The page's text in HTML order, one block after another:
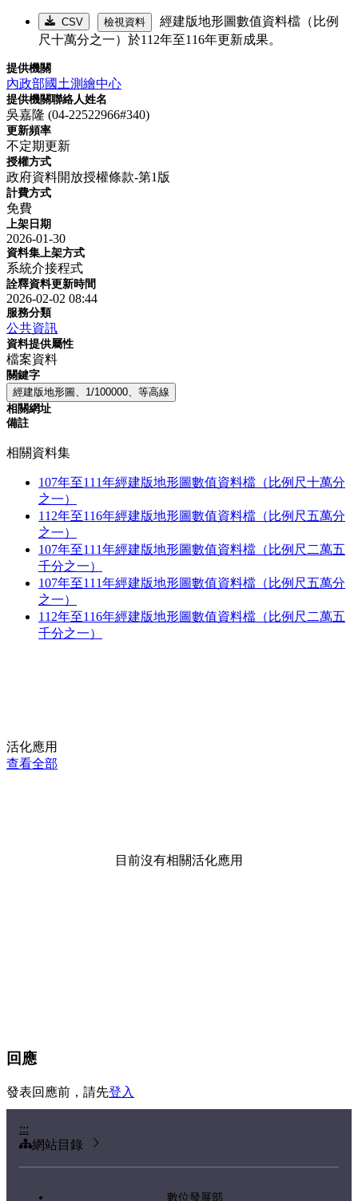
CSV 檢視資料
經建版地形圖數值資料檔（比例
尺十萬分之一）於112年至116年更新成果。
提供機關
內政部國土測繪中心
提供機關聯絡人姓名
吳嘉隆 (04-22522966#340)
更新頻率
不定期更新
授權方式
政府資料開放授權條款-第1版
計費方式
免費
上架日期
2026-01-30
資料集上架方式
系統介接程式
詮釋資料更新時間
2026-02-02 08:44
服務分類
公共資訊
資料提供屬性
檔案資料
關鍵字
經建版地形圖、1/100000、等高線
相關網址
備註
相關資料集
107年至111年經建版地形圖數值資料檔（比例尺十萬分
之一）
112年至116年經建版地形圖數值資料檔（比例尺五萬分
之一）
107年至111年經建版地形圖數值資料檔（比例尺二萬五
千分之一）
107年至111年經建版地形圖數值資料檔（比例尺五萬分
之一）
112年至116年經建版地形圖數值資料檔（比例尺二萬五
千分之一）
活化應用
查看全部
目前沒有相關活化應用
回應
發表回應前，請先登入
:::
網站目錄
數位發展部